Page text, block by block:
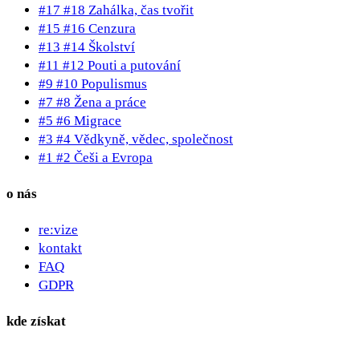
#17 #18 Zahálka, čas tvořit
#15 #16 Cenzura
#13 #14 Školství
#11 #12 Pouti a putování
#9 #10 Populismus
#7 #8 Žena a práce
#5 #6 Migrace
#3 #4 Vědkyně, vědec, společnost
#1 #2 Češi a Evropa
o nás
re:vize
kontakt
FAQ
GDPR
kde získat